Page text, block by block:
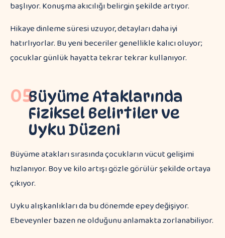
başlıyor. Konuşma akıcılığı belirgin şekilde artıyor.
Hikaye dinleme süresi uzuyor, detayları daha iyi
hatırlıyorlar. Bu yeni beceriler genellikle kalıcı oluyor;
çocuklar günlük hayatta tekrar tekrar kullanıyor.
05Büyüme Ataklarında
Fiziksel Belirtiler ve
Uyku Düzeni
Büyüme atakları sırasında çocukların vücut gelişimi
hızlanıyor. Boy ve kilo artışı gözle görülür şekilde ortaya
çıkıyor.
Uyku alışkanlıkları da bu dönemde epey değişiyor.
Ebeveynler bazen ne olduğunu anlamakta zorlanabiliyor.